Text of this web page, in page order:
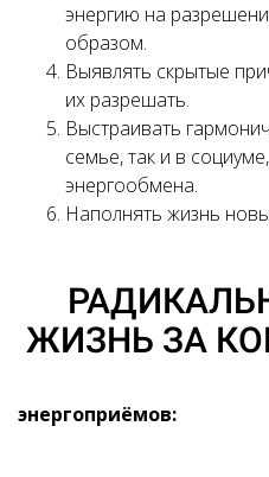
энергию на
образом.
Выявлять скрытые
их разрешать.
Выстраивать
семье, так и в
энергообмена.
Наполнять жизнь
ЖИЗНЬ ЗА
Три
энергоприёмов: